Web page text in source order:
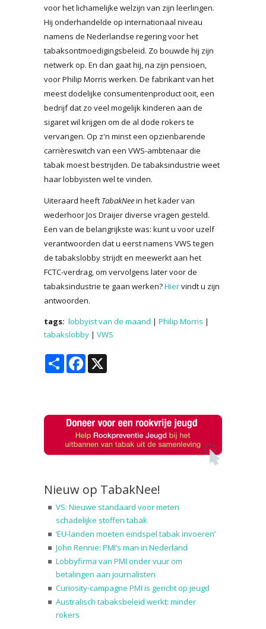
voor het lichamelijke welzijn van zijn leerlingen.
Hij onderhandelde op internationaal niveau
namens de Nederlandse regering voor het
tabaksontmoedigingsbeleid. Zo bouwde hij zijn
netwerk op. En dan gaat hij, na zijn pensioen,
voor Philip Morris werken. De fabrikant van het
meest dodelijke consumentenproduct ooit, een
bedrijf dat zo veel mogelijk kinderen aan de
sigaret wil krijgen om de al dode rokers te
vervangen. Op z'n minst een opzienbarende
carrièreswitch van een VWS-ambtenaar die
tabak moest bestrijden. De tabaksindustrie weet
haar lobbyisten wel te vinden.
Uiteraard heeft TabakNeein het kader van
wederhoor Jos Draijer diverse vragen gesteld.
Een van de belangrijkste was: kunt u voor uzelf
verantwoorden dat u eerst namens VWS tegen
de tabakslobby strijdt en meewerkt aan het
FCTC-verdrag, om vervolgens later voor de
tabaksindustrie te gaan werken?Hiervindt u zijn
antwoorden.
tags: lobbyist van de maand | Philip Morris |
tabakslobby | VWS
Share Facebook
Nieuw op TabakNee!
VS: Nieuwe standaard voor meten
schadelijke stoffen tabak
‘EU-landen moeten eindspel tabak invoeren’
John Rennie: PMI’s man in Nederland
Lobbyfirma van PMI onder vuur om
betalingen aan journalisten
Curiosity-campagne PMI is gericht op jeugd
Australisch tabaksbeleid werkt: minder
rokers